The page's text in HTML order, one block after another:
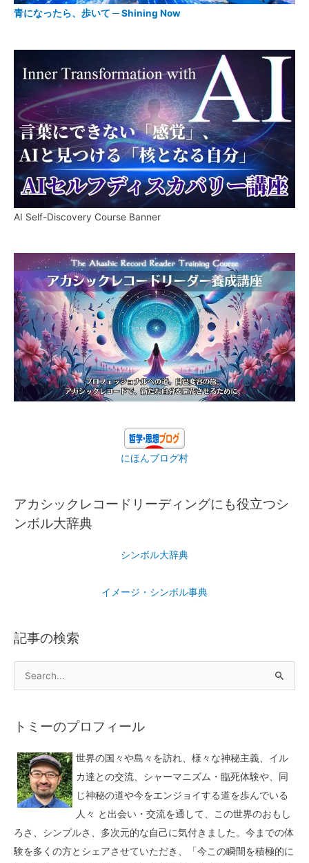
青になったら、歩いて ─ Shining Now
AI Self-Discovery Course Banner
にほんブログ村
アカシックレコードリーディングにも役立つシ
ンボル大辞典
シンボル大辞典
イメージ・シンボル事典
記事の検索
トミーのプロフィール
世界の国々や島々を訪れ、様々な神秘主義、イル
カ達との交流、シャーマニズム・臨死体験や、同
じ神秘の道や今をエンジョイする道を歩んでいる
人々 と出会い・交流を通して、この世界のおもし
ろさ、シンプルさ、多次元的な自己に気付きました。今までの体
験を多くの方とシェアさせていただき、「今この瞬間を積極的に